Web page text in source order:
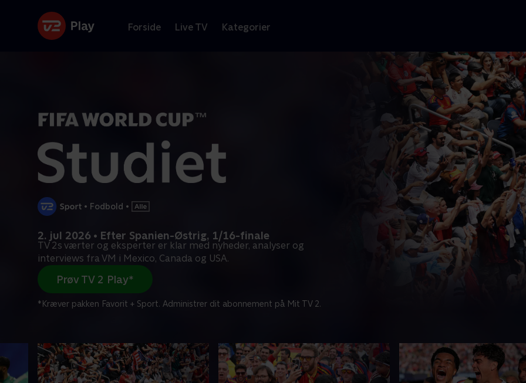
Forside Live TV Kategorier
• Fodbold •
2. jul 2026 • Efter Spanien-Østrig, 1/16-finale
TV 2s værter og eksperter er klar med nyheder, analyser og
interviews fra VM i Mexico, Canada og USA.
Prøv TV 2 Play*
*Kræver pakken Favorit + Sport. Administrer dit abonnement på Mit TV 2.